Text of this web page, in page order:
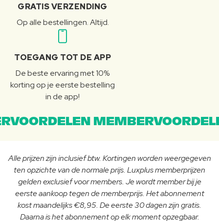
GRATIS VERZENDING
Op alle bestellingen. Altijd.
TOEGANG TOT DE APP
De beste ervaring met 10%
korting op je eerste bestelling
in de app!
Alle prijzen zijn inclusief btw. Kortingen worden weergegeven
ten opzichte van de normale prijs. Luxplus memberprijzen
gelden exclusief voor members. Je wordt member bij je
eerste aankoop tegen de memberprijs. Het abonnement
kost maandelijks €8,95. De eerste 30 dagen zijn gratis.
Daarna is het abonnement op elk moment opzegbaar.